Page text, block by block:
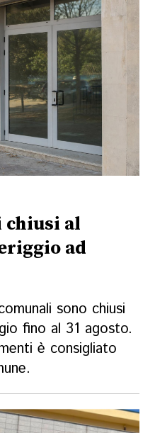
chiusi al
ad
sono chiusi
fino al 31 agosto.
è consigliato